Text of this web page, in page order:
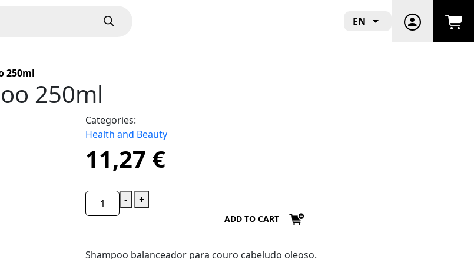
EN
250ml
250ml
Categories:
Health and Beauty
11,27 €
- +
ADD TO CART
Shampoo balanceador para couro cabeludo oleoso.